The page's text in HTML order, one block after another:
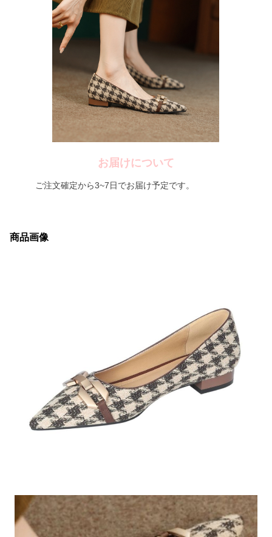
お届けについて
ご注文確定から3~7日でお届け予定です。
商品画像